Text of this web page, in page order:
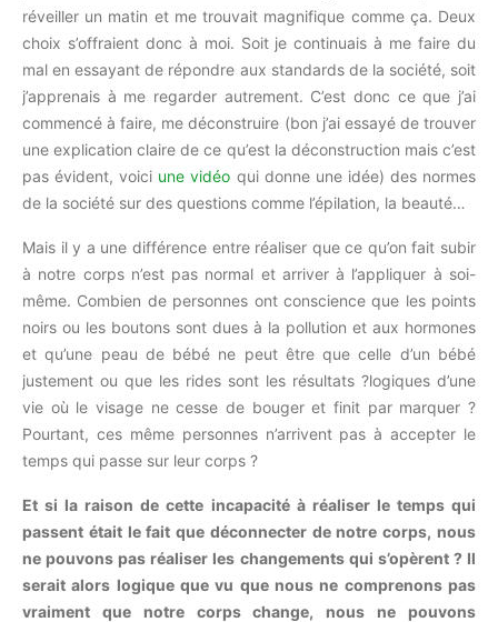
réveiller un matin et me trouvait magnifique comme ça. Deux
choix s’offraient donc à moi. Soit je continuais à me faire du
mal en essayant de répondre aux standards de la société, soit
j’apprenais à me regarder autrement. C’est donc ce que j’ai
commencé à faire, me déconstruire (bon j’ai essayé de trouver
une explication claire de ce qu’est la déconstruction mais c’est
pas évident, voici une vidéo qui donne une idée) des normes
de la société sur des questions comme l’épilation, la beauté…
Mais il y a une différence entre réaliser que ce qu’on fait subir
à notre corps n’est pas normal et arriver à l’appliquer à soi-
même. Combien de personnes ont conscience que les points
noirs ou les boutons sont dues à la pollution et aux hormones
et qu’une peau de bébé ne peut être que celle d’un bébé
justement ou que les rides sont les résultats ?logiques d’une
vie où le visage ne cesse de bouger et finit par marquer ?
Pourtant, ces même personnes n’arrivent pas à accepter le
temps qui passe sur leur corps ?
Et si la raison de cette incapacité à réaliser le temps qui
passent était le fait que déconnecter de notre corps, nous
ne pouvons pas réaliser les changements qui s’opèrent ? Il
serait alors logique que vu que nous ne comprenons pas
vraiment que notre corps change, nous ne pouvons